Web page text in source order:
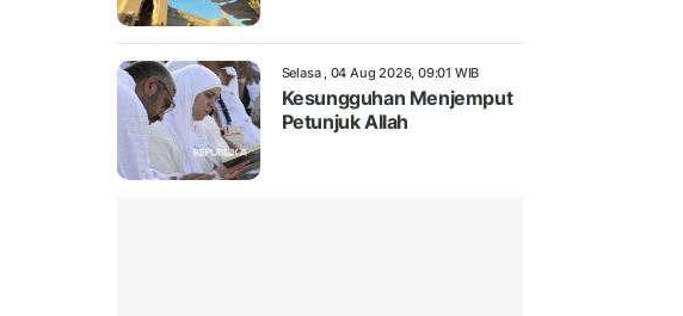
Selasa , 04 Aug 2026, 09:01 WIB
Kesungguhan Menjemput
Petunjuk Allah